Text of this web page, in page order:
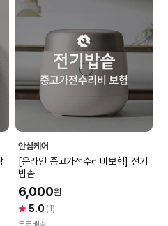
안심케어
[온라인 중고가전수리비보험] 전기
밥솥
6,000원
5.0 (1)